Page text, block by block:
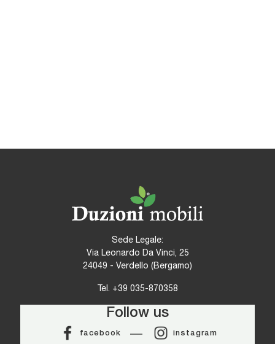
Sede Legale:
Via Leonardo Da Vinci, 25
24049 - Verdello (Bergamo)
Tel. +39 035-870358
Follow us
facebook instagram